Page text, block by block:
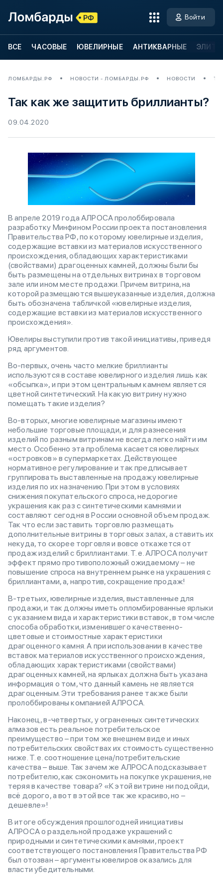
Войти
ВСЕ ЧАСОВЫЕ ЮВЕЛИРНЫЕ АНТИКВАРНЫЕ
ЛОМБАРДЫ.РФ НОВОСТИ - ЛОМБАРДЫ.РФ НОВОСТИ
Так как же защитить бриллианты?
09.04.2020
В апреле 2019 года АЛРОСА пролоббировала
разработку Минфином России проекта постановления
Правительства РФ, по которому ювелирные изделия,
содержащие вставки из материалов искусственного
происхождения, обладающих характеристиками
(свойствами) драгоценных камней, должны были бы
быть размещены на отдельных витринах в торговом
зале или ином месте продажи. Причем витрина, на
которой размещаются вышеуказанные изделия, должна
быть обозначена табличкой «ювелирные изделия,
содержащие вставки из материалов искусственного
происхождения».
Ювелиры выступили против такой инициативы, приведя
ряд аргументов.
Во-первых, очень часто мелкие бриллианты
используются в составе ювелирного изделия лишь как
«обсыпка», и при этом центральным камнем является
цветной синтетический. На какую витрину нужно
помещать такие изделия?
Во-вторых, многие ювелирные магазины имеют
небольшие торговые площади, и для разнесения
изделий по разным витринам не всегда легко найти им
место. Особенно эта проблема касается ювелирных
«островков» в супермаркетах. Действующее
нормативное регулирование и так предписывает
группировать выставленные на продажу ювелирные
изделия по их назначению. При этом в условиях
снижения покупательского спроса, недорогие
украшения как раз с синтетическими камнями и
составляют сегодня в России основной объем продаж.
Так что если заставить торговлю размещать
дополнительные витрины в торговых залах, а ставить их
некуда, то скорее торговля и вовсе откажется от
продаж изделий с бриллиантами. Т. е. АЛРОСА получит
эффект прямо противоположный ожидаемому – не
повышение спроса на внутреннем рынке на украшения с
бриллиантами, а, напротив, сокращение продаж!
В-третьих, ювелирные изделия, выставленные для
продажи, и так должны иметь опломбированные ярлыки
с указанием вида и характеристики вставок, в том числе
способа обработки, изменившего качественно-
цветовые и стоимостные характеристики
драгоценного камня. А при использовании в качестве
вставок материалов искусственного происхождения,
обладающих характеристиками (свойствами)
драгоценных камней, на ярлыках должна быть указана
информация о том, что данный камень не является
драгоценным. Эти требования ранее также были
пролоббированы компанией АЛРОСА.
Наконец, в-четвертых, у ограненных синтетических
алмазов есть реальное потребительское
преимущество – при том же внешнем виде и иных
потребительских свойствах их стоимость существенно
ниже. Т. е. соотношение цена/потребительские
качества – выше. Так зачем же АЛРОСА подсказывает
потребителю, как сэкономить на покупке украшения, не
теряя в качестве товара? «К этой витрине ни подойди,
всё дорого, а вот в этой все так же красиво, но –
дешевле»!
В итоге обсуждения прошлогодней инициативы
АЛРОСА о раздельной продаже украшений с
природными и синтетическими камнями, проект
соответствующего постановления Правительства РФ
был отозван – аргументы ювелиров оказались для
власти убедительными.